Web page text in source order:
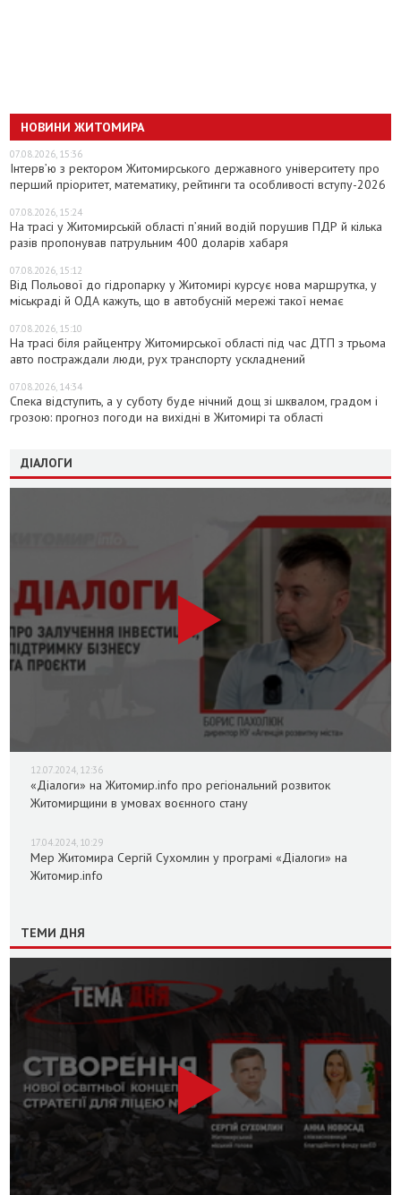
НОВИНИ ЖИТОМИРА
07.08.2026, 15:36
Інтерв’ю з ректором Житомирського державного університету про
перший пріоритет, математику, рейтинги та особливості вступу-2026
07.08.2026, 15:24
На трасі у Житомирській області п’яний водій порушив ПДР й кілька
разів пропонував патрульним 400 доларів хабаря
07.08.2026, 15:12
Від Польової до гідропарку у Житомирі курсує нова маршрутка, у
міськраді й ОДА кажуть, що в автобусній мережі такої немає
07.08.2026, 15:10
На трасі біля райцентру Житомирської області під час ДТП з трьома
авто постраждали люди, рух транспорту ускладнений
07.08.2026, 14:34
Спека відступить, а у суботу буде нічний дощ зі шквалом, градом і
грозою: прогноз погоди на вихідні в Житомирі та області
ДІАЛОГИ
12.07.2024, 12:36
«Діалоги» на Житомир.info про регіональний розвиток
Житомирщини в умовах воєнного стану
17.04.2024, 10:29
Мер Житомира Сергій Сухомлин у програмі «Діалоги» на
Житомир.info
ТЕМИ ДНЯ